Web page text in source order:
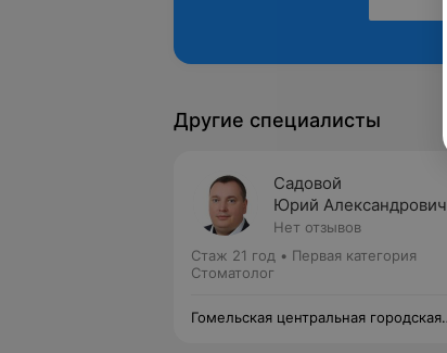
Другие специалисты
Садовой
Юрий Александрович
Нет отзывов
Стаж 21 год • Первая категория
Стоматолог
Гомельская центральная городская